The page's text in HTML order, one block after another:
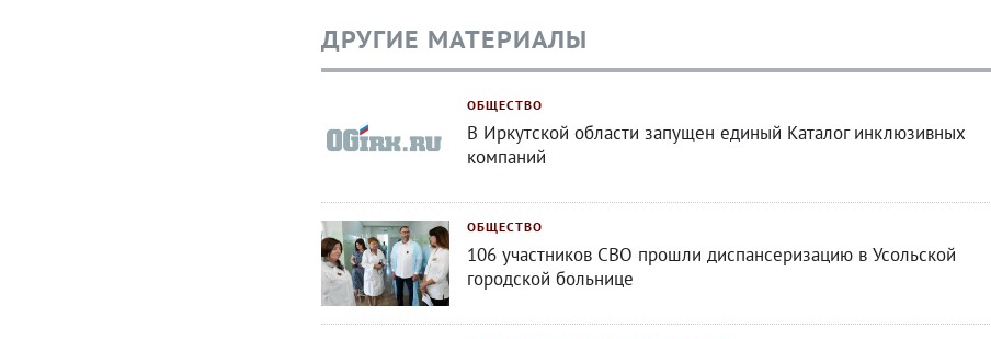
ДРУГИЕ МАТЕРИАЛЫ
ОБЩЕСТВО
В Иркутской области запущен единый Каталог инклюзивных
компаний
ОБЩЕСТВО
106 участников СВО прошли диспансеризацию в Усольской
городской больнице